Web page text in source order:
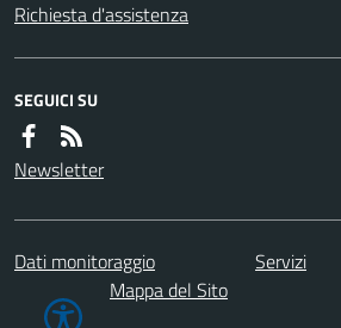
Richiesta d'assistenza
SEGUICI SU
Newsletter
Dati monitoraggio Servizi
Mappa del Sito